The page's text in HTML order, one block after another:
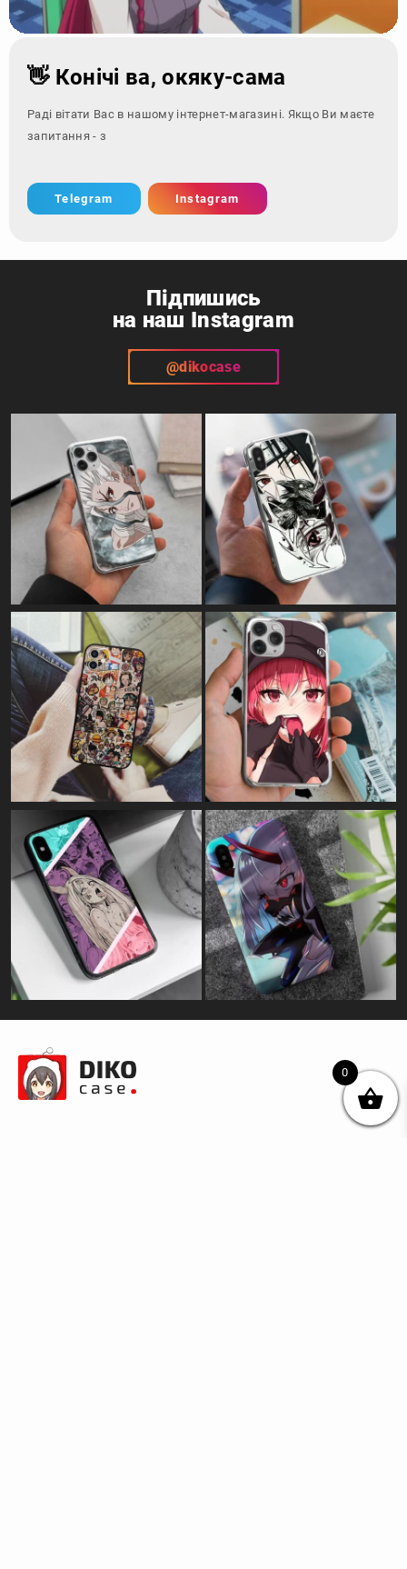
👋 Конічі ва, окяку-сама
Раді вітати Вас в нашому інтернет-магазині. Якщо Ви маєте
запитання - зверніться за к
Telegram Instagram
Підпишись
на наш Instagram
@dikocase
0